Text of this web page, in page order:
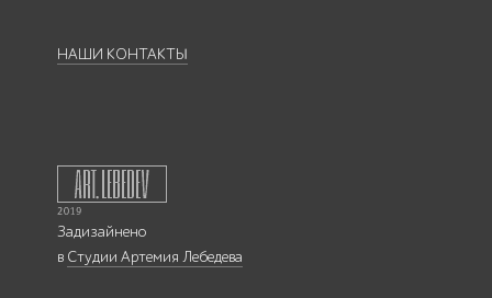
НАШИ КОНТАКТЫ
Задизайнено
в Студии Артемия Лебедева